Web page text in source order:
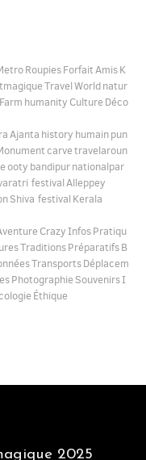
RoupiesForfaitAmisK
TravelWorldnatur
Farm humanity Culture Déco
Ajanta history humainpun
carvetravelaroun
ooty bandipurnationalpar
festivalAlleppey
Shiva festival Kerala
CrazyInfosPratiqu
TraditionsPréparatifsB
TransportsDéplacem
Photographie SouvenirsI
Éthique
2025